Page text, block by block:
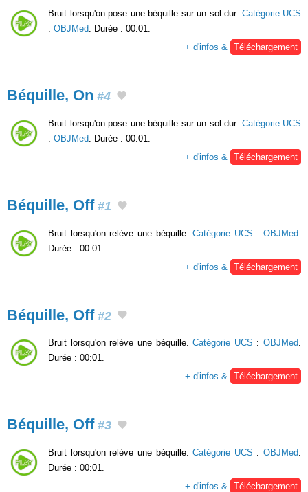
Bruit lorsqu'on pose une béquille sur un sol dur. Catégorie UCS
: OBJMed. Durée : 00:01.
+ d'infos & Téléchargement
Béquille, On #4
Bruit lorsqu'on pose une béquille sur un sol dur. Catégorie UCS
: OBJMed . Durée : 00:01.
+ d'infos &
Téléchargement
Béquille, Off#1
Bruit lorsqu'on relève une béquille.Catégorie UCS : OBJMed
Durée : 00:01.
+ d'infos &
Téléchargement
Béquille, Off#2
Bruit lorsqu'on relève une béquille.Catégorie UCS : OBJMed.
Durée : 00:01.
+ d'infos & Téléchargement
Béquille, Off#3
Bruit lorsqu'on relève une béquille.Catégorie UCS : OBJMed
Durée : 00:01.
+ d'infos &
Téléchargement